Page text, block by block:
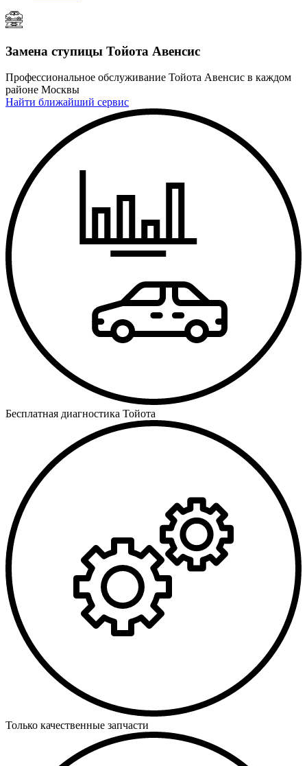
Замена ступицы Тойота Авенсис
Профессиональное обслуживание Тойота Авенсис в каждом
районе Москвы
Найти ближайший сервис
Бесплатная диагностика Тойота
Только качественные запчасти